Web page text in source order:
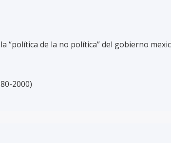
de la no política” del gobierno
2000)